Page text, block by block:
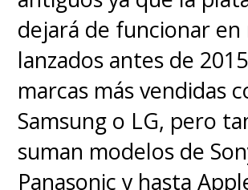
dejará de funcionar
lanzados antes de
marcas más vendidas
Samsung o LG, pero
suman modelos de
Panasonic y hasta